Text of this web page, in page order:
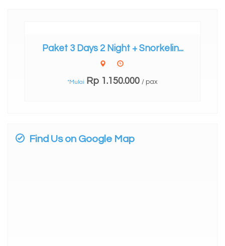
Paket 3 Days 2 Night + Snorkelin...
*Mulai Rp 1.150.000 / pax
Find Us on Google Map